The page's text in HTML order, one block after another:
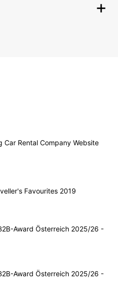
Car Rental Company Website
Favourites 2019
Award Österreich 2025/26 -
Award Österreich 2025/26 -